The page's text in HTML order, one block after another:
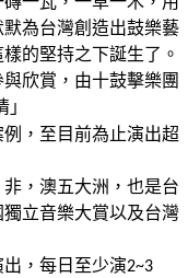
為台灣創造出鼓樂藝
的堅持之下誕生了。
欣賞，由十鼓擊樂團
，至目前為止演出超
，澳五大洲，也是台
立音樂大賞以及台灣
，每日至少演2~3